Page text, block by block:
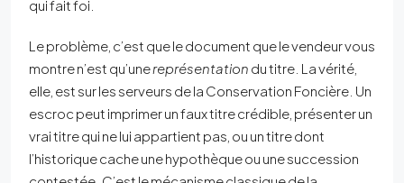
qui fait foi.
Le problème, c’est que le document que le vendeur vous
montre n’est qu’unereprésentation du titre. La vérité,
elle, est sur les serveurs de la Conservation Foncière. Un
escroc peut imprimer un faux titre crédible, présenter un
vrai titre qui ne lui appartient pas, ou un titre dont
l’historique cache une hypothèque ou une succession